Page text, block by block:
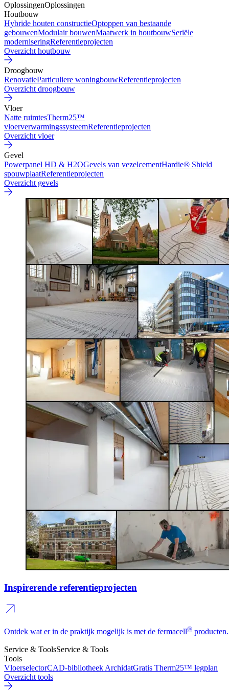
OplossingenOplossingen
Houtbouw
Hybride houten constructieOptoppen van bestaande
gebouwenModulair bouwenMaatwerk in houtbouwSeriële
moderniseringReferentieprojecten
Overzicht houtbouw
Droogbouw
RenovatieParticuliere woningbouwReferentieprojecten
Overzicht droogbouw
Vloer
Natte ruimtesTherm25™
vloerverwarmingssysteemReferentieprojecten
Overzicht vloer
Gevel
Powerpanel HD & H2OGevels van vezelcementHardie® Shield
spouwplaatReferentieprojecten
Overzicht gevels
Inspirerende referentieprojecten
Ontdek wat er in de praktijk mogelijk is met de fermacell® producten.
Service & ToolsService & Tools
Tools
VloerselectorCAD-bibliotheek ArchidatGratis Therm25™ legplan
Overzicht tools